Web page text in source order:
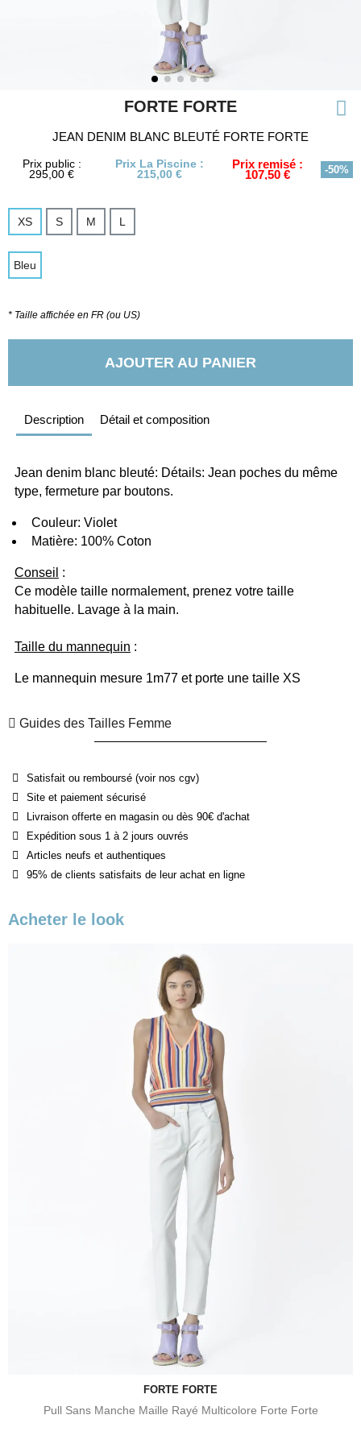
FORTE FORTE
JEAN DENIM BLANC BLEUTÉ FORTE FORTE
Prix public :
295,00 €
Prix La Piscine :
215,00 €
Prix remisé :
107,50 € -50%
XS S M L
Bleu
* Taille affichée en FR (ou US)
AJOUTER AU PANIER
Description Détail et composition
Jean denim blanc bleuté: Détails: Jean poches du même
type, fermeture par boutons.
Couleur: Violet
Matière: 100% Coton
Conseil :
Ce modèle taille normalement, prenez votre taille
habituelle. Lavage à la main.
Taille du mannequin :
Le mannequin mesure 1m77 et porte une taille XS
Guides des Tailles Femme
Satisfait ou remboursé (voir nos cgv)
Site et paiement sécurisé
Livraison offerte en magasin ou dès 90€ d'achat
Expédition sous 1 à 2 jours ouvrés
Articles neufs et authentiques
95% de clients satisfaits de leur achat en ligne
Acheter le look
FORTE FORTE
Pull Sans Manche Maille Rayé Multicolore Forte Forte